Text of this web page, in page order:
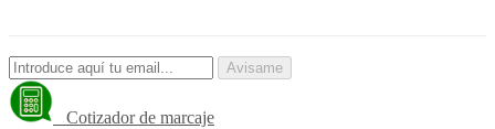
Avisame
Cotizador de marcaje